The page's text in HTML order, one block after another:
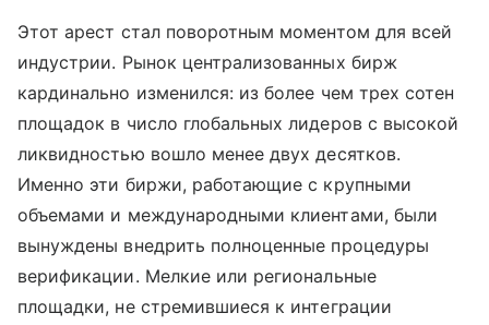
Этот арест стал поворотным моментом для всей
индустрии. Рынок централизованных бирж
кардинально изменился: из более чем трех сотен
площадок в число глобальных лидеров с высокой
ликвидностью вошло менее двух десятков.
Именно эти биржи, работающие с крупными
объемами и международными клиентами, были
вынуждены внедрить полноценные процедуры
верификации. Мелкие или региональные
площадки, не стремившиеся к интеграции